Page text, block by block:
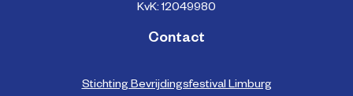
KvK: 12049980
Contact
Stichting Bevrijdingsfestival Limburg